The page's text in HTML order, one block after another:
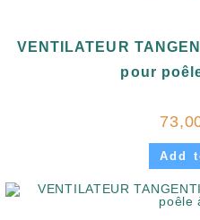
VENTILATEUR
pour
Add